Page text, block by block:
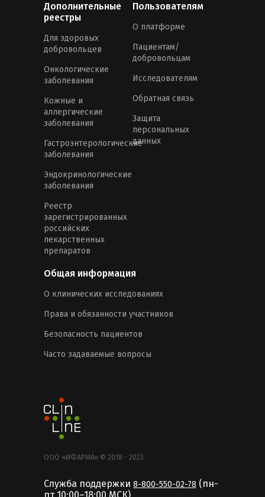
Дополнительные
реестры
Для здоровых
добровольцев
Онкологические
заболевания
Кожные и
аллергические
заболевания
Гастроэнтерологические
заболевания
Эндокринологические
заболевания
Реестр
зарегистрированных
российских
лекарственных
препаратов
Пользователям
О платформе
Пациентам/
добровольцам
Исследователям
Обратная связь
Защита
персональных
данных
Общая информация
О клинических исследованиях
Права и обязанности участников
Безопасность пациентов
Часто задаваемые вопросы
ООО «ИФАРМА» © 2018 - 2023
Служба поддержки 8-800-550-02-78 (пн-